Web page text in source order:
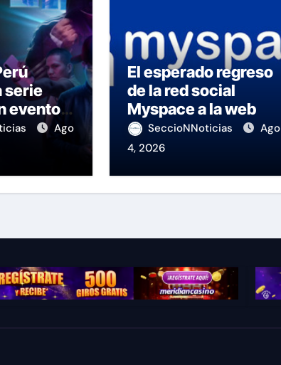
serie
evento
Ago
El esperado regreso
de la red social
Myspace a la web
SeccioNNoticias
Ago
4, 2026